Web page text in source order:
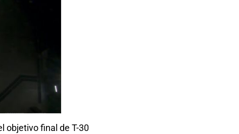
objetivo final de T-30